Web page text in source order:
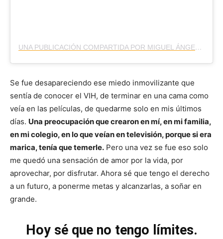
UNA PUBLICACIÓN COMPARTIDA POR MIGUEL ÁNGEL LÓPEZ-LÓPEZ (@DONLOPEZLOPEZ)
Se fue desapareciendo ese miedo inmovilizante que
sentía de conocer el VIH, de terminar en una cama como
veía en las películas, de quedarme solo en mis últimos
días. Una preocupación que crearon en mí, en mi familia,
en mi colegio, en lo que veían en televisión, porque si era
marica, tenía que temerle. Pero una vez se fue eso solo
me quedó una sensación de amor por la vida, por
aprovechar, por disfrutar. Ahora sé que tengo el derecho
a un futuro, a ponerme metas y alcanzarlas, a soñar en
grande.
Hoy sé que no tengo límites.